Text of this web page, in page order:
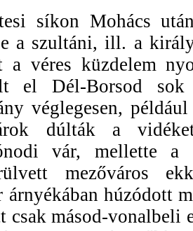
síkon Mohács
a szultáni, ill. a
a véres küzdelem
el Dél-Borsod sok
véglegesen,
dúlták a
vár, mellette a
mezőváros
árnyékában húzódott
csak másod-vonalbeli